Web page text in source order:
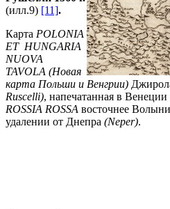
(илл.9) [11].
Карта POLONIA
ET HUNGARIA
NUOVA
TAVOLA (Новая
карта Польши и Венгрии)
Ruscelli), напечатанная в
ROSSIA ROSSA восточнее Волыни
удалении от Днепра (Neper).